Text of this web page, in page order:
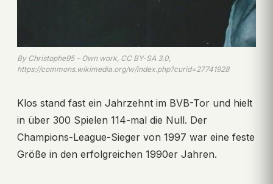
By Christophe95 – Own work, CC BY-SA 3.0,
https://commons.wikimedia.org/w/index.php?curid=27741928
Klos stand fast ein Jahrzehnt im BVB-Tor und hielt
in über 300 Spielen 114-mal die Null. Der
Champions-League-Sieger von 1997 war eine feste
Größe in den erfolgreichen 1990er Jahren.